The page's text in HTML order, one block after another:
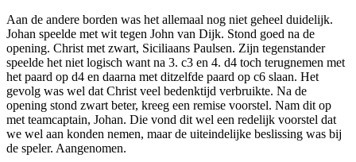
Aan de andere borden was het allemaal nog niet geheel duidelijk.
Johan speelde met wit tegen John van Dijk. Stond goed na de
opening. Christ met zwart, Siciliaans Paulsen. Zijn tegenstander
speelde het niet logisch want na 3. c3 en 4. d4 toch terugnemen met
het paard op d4 en daarna met ditzelfde paard op c6 slaan. Het
gevolg was wel dat Christ veel bedenktijd verbruikte. Na de
opening stond zwart beter, kreeg een remise voorstel. Nam dit op
met teamcaptain, Johan. Die vond dit wel een redelijk voorstel dat
we wel aan konden nemen, maar de uiteindelijke beslissing was bij
de speler. Aangenomen.